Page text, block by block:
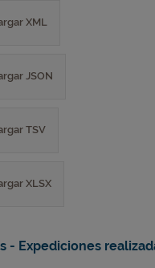
XML
JSON
TSV
XLSX
- Expediciones